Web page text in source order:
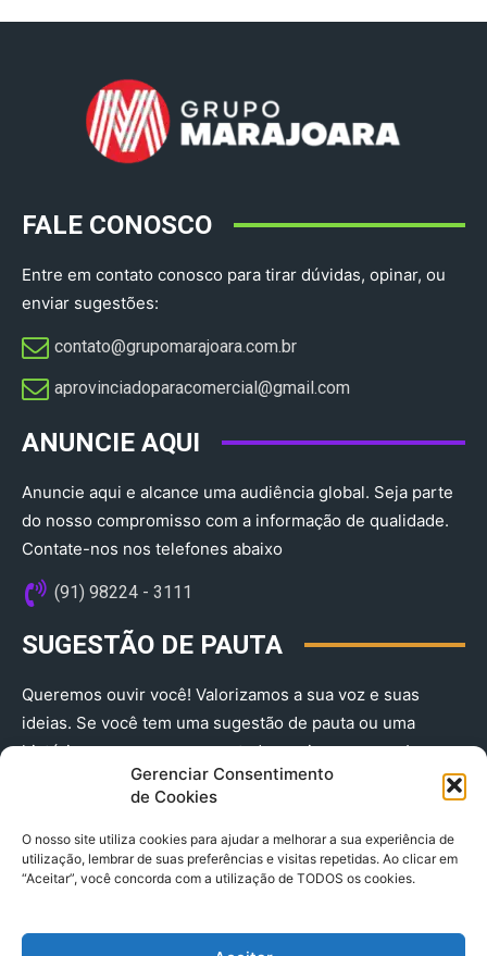
Gerenciar Consentimento
de Cookies
O nosso site utiliza cookies para ajudar a melhorar a sua experiência de
utilização, lembrar de suas preferências e visitas repetidas. Ao clicar em
“Aceitar”, você concorda com a utilização de TODOS os cookies.
FALE CONOSCO
Entre em contato conosco para tirar dúvidas, opinar, ou
enviar sugestões:
contato@grupomarajoara.com.br
aprovinciadoparacomercial@gmail.com​
ANUNCIE AQUI
Anuncie aqui e alcance uma audiência global. Seja parte
do nosso compromisso com a informação de qualidade.
Contate-nos nos telefones abaixo
(91) 98224 - 3111
SUGESTÃO DE PAUTA
Queremos ouvir você! Valorizamos a sua voz e suas
ideias. Se você tem uma sugestão de pauta ou uma
história que merece ser contada, envie-nos agora!
(91) 98224 - 3111